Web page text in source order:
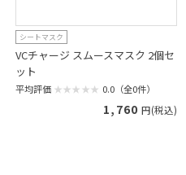
シートマスク
VCチャージ スムースマスク 2個セ
ット
平均評価 0.0（全0件）
1,760 円(税込)